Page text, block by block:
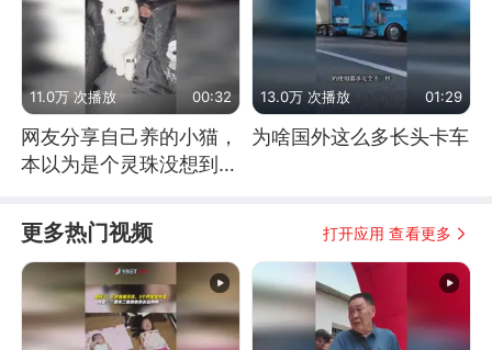
11.0万 次播放 00:32
网友分享自己养的小猫，
本以为是个灵珠没想到是
13.0万 次播放 01:29
为啥国外这么多长头卡车
更多热门视频 打开应用 查看更多